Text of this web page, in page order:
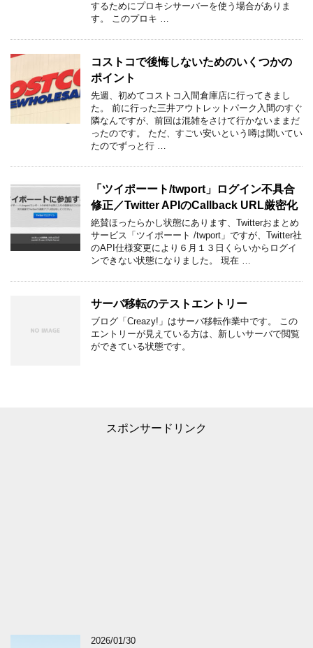
するためにプロキシサーバーを使う場合がありま
す。 このプロキ …
コストコで後悔しないためのいくつかの
ポイント
先週、初めてコストコ入間倉庫店に行ってきまし
た。 前に行った三井アウトレットパーク入間のすぐ
隣なんですが、前回は混雑をさけて行かないままだ
ったのです。 ただ、すごい安いという噂は聞いてい
たのでずっと行 …
「ツイポーート/twport」ログイン不具合
修正／Twitter APIのCallback URL厳密化
絶賛ほったらかし状態にあります、Twitterおまとめ
サービス「ツイポーート /twport」ですが、Twitter社
のAPI仕様変更により６月１３日くらいからログイ
ンできない状態になりました。 現在 …
サーバ移転のテストエントリー
ブログ「Creazy!」はサーバ移転作業中です。 この
エントリーが見えている方は、新しいサーバで閲覧
ができている状態です。
スポンサードリンク
2026/01/30